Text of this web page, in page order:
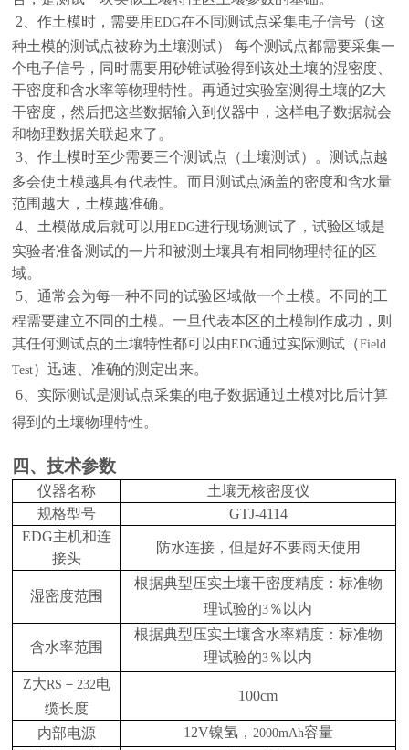
2 、作土模时，需要用EDG在不同测试点采集电子信号（这
种土模的测试点被称为土壤测试） 每个测试点都需要采集一
个电子信号，同时需要用砂锥试验得到该处土壤的湿密度、
干密度和含水率等物理特性。再通过实验室测得土壤的Z大
干密度，然后把这些数据输入到仪器中，这样电子数据就会
和物理数据关联起来了。
3 、作土模时至少需要三个测试点（土壤测试）。测试点越
多会使土模越具有代表性。而且测试点涵盖的密度和含水量
范围越大，土模越准确。
4 、土模做成后就可以用EDG进行现场测试了，试验区域是
实验者准备测试的一 片和被测土壤具有相同物理特征的区
域。
5 、通常会为每一种不同的试验区域做一个土模。不同的工
程需要建立不同的土模。一旦代表本区的土模制作成功，则
其任何测试点的土壤特性都可以由EDG通过实际测试（Field
Test）迅速、准确的测定出来。
6 、实际测试是测试点采集的电子数据通过土模对比后计算
得到的土壤物理特性。
四、技术参数
仪器名称
土壤无核密度仪
规格型号
GTJ-4114
EDG主机和连
接头
防水连接，但是好不要雨天使用
湿密度范围
根据典型压实土壤干密度精度：标准物
理试验的3 ％以内
含水率范围
根据典型压实土壤含水率精度：标准物
理试验的3 ％以内
Z大RS － 232电
缆长度
100cm
内部电源 12V镍氢， 2000mAh容量